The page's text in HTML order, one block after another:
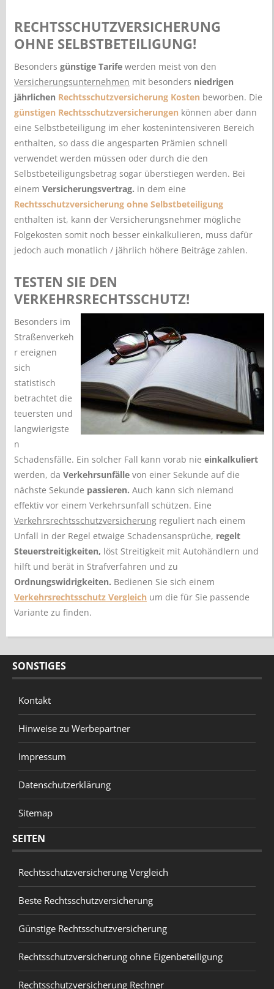
RECHTSSCHUTZVERSICHERUNG
OHNE SELBSTBETEILIGUNG!
Besondersgünstige Tarife werden meist von den
Versicherungsunternehmen mit besonders niedrigen
jährlichen Rechtsschutzversicherung Kosten beworben. Die
günstigen Rechtsschutzversicherungen können aber dann
eine Selbstbeteiligung im eher kostenintensiveren Bereich
enthalten, so dass die angesparten Prämien schnell
verwendet werden müssen oder durch die den
Selbstbeteiligungsbetrag sogar überstiegen werden. Bei
einemVersicherungsvertrag. in dem eine
Rechtsschutzversicherung ohne Selbstbeteiligung
enthalten ist, kann der Versicherungsnehmer mögliche
Folgekosten somit noch besser einkalkulieren, muss dafür
jedoch auch monatlich / jährlich höhere Beiträge zahlen.
TESTEN SIE DEN
VERKEHRSRECHTSSCHUTZ!
Besonders im
Straßenverkeh
r ereignen
sich
statistisch
betrachtet die
teuersten und
langwierigste
n
Schadensfälle. Ein solcher Fall kann vorab nieeinkalkuliert
werden, daVerkehrsunfälle von einer Sekunde auf die
nächste Sekunde passieren. Auch kann sich niemand
effektiv vor einem Verkehrsunfall schützen. Eine
Verkehrsrechtsschutzversicherung reguliert nach einem
Unfall in der Regel etwaige Schadensansprüche, regelt
Steuerstreitigkeiten, löst Streitigkeit mit Autohändlern und
hilft und berät in Strafverfahren und zu
Ordnungswidrigkeiten. Bedienen Sie sich einem
Verkehrsrechtsschutz Vergleich um die für Sie passende
Variante zu finden.
SONSTIGES
Kontakt
Hinweise zu Werbepartner
Impressum
Datenschutzerklärung
Sitemap
SEITEN
Rechtsschutzversicherung Vergleich
Beste Rechtsschutzversicherung
Günstige Rechtsschutzversicherung
Rechtsschutzversicherung ohne Eigenbeteiligung
Rechtsschutzversicherung Rechner